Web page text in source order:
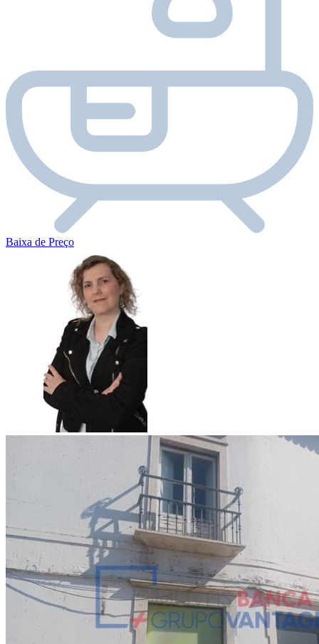
Baixa de Preço